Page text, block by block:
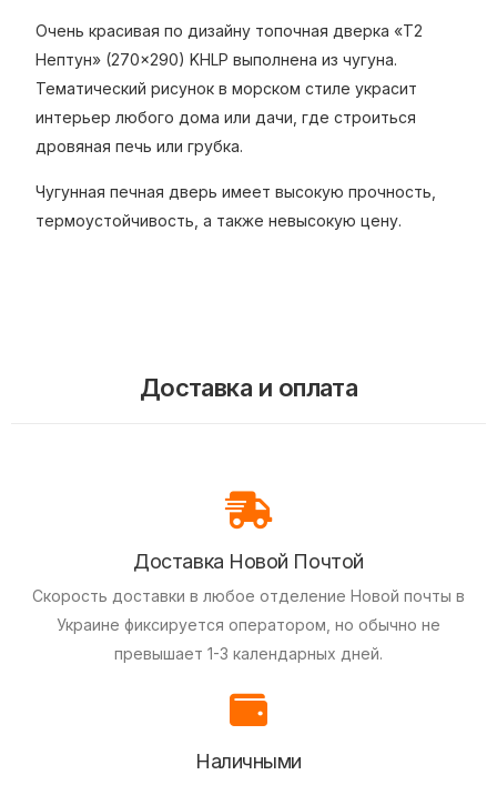
Очень красивая по дизайну топочная дверка «Т2
Нептун» (270×290) KHLP выполнена из чугуна.
Тематический рисунок в морском стиле украсит
интерьер любого дома или дачи, где строиться
дровяная печь или грубка.
Чугунная печная дверь имеет высокую прочность,
термоустойчивость, а также невысокую цену.
Доставка и оплата
Доставка Новой Почтой
Скорость доставки в любое отделение Новой почты в
Украине фиксируется оператором, но обычно не
превышает 1-3 календарных дней.
Наличными